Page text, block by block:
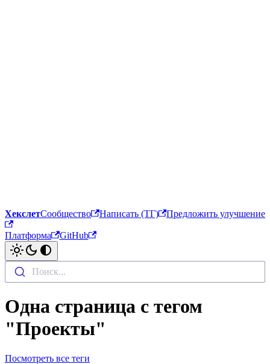
ХекслетСообщество Написать (ТГ) Предложить улучшение
Платформа GitHub
Поиск...
Одна страница с тегом
"Проекты"
Посмотреть все теги